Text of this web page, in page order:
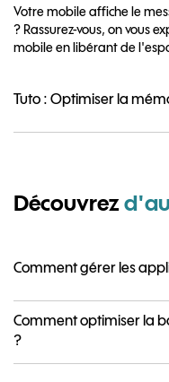
Votre mobile affiche le
? Rassurez-vous, on vous
mobile en libérant de
Tuto : Optimiser la
Découvrez
Comment gérer les
Comment optimiser la
?